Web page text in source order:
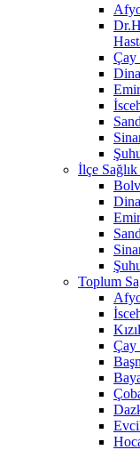
Çay
İlçe
Toplum
Çay